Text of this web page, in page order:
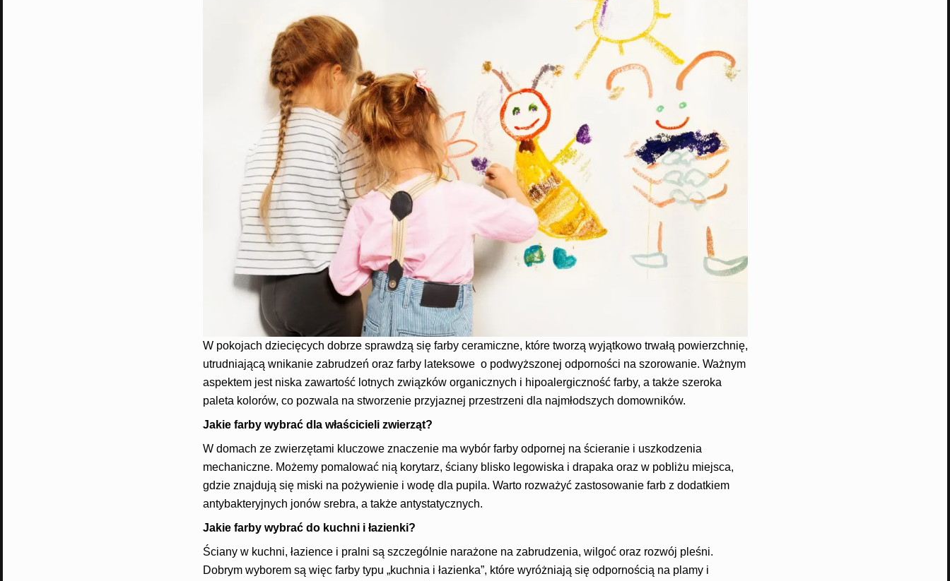
W pokojach dziecięcych dobrze sprawdzą się farby ceramiczne, które tworzą wyjątkowo trwałą powierzchnię,
utrudniającą wnikanie zabrudzeń oraz farby lateksowe o podwyższonej odporności na szorowanie. Ważnym
aspektem jest niska zawartość lotnych związków organicznych i hipoalergiczność farby, a także szeroka
paleta kolorów, co pozwala na stworzenie przyjaznej przestrzeni dla najmłodszych domowników.
Jakie farby wybrać dla właścicieli zwierząt?
W domach ze zwierzętami kluczowe znaczenie ma wybór farby odpornej na ścieranie i uszkodzenia
mechaniczne. Możemy pomalować nią korytarz, ściany blisko legowiska i drapaka oraz w pobliżu miejsca,
gdzie znajdują się miski na pożywienie i wodę dla pupila. Warto rozważyć zastosowanie farb z dodatkiem
antybakteryjnych jonów srebra, a także antystatycznych.
Jakie farby wybrać do kuchni i łazienki?
Ściany w kuchni, łazience i pralni są szczególnie narażone na zabrudzenia, wilgoć oraz rozwój pleśni.
Dobrym wyborem są więc farby typu „kuchnia i łazienka”, które wyróżniają się odpornością na plamy i